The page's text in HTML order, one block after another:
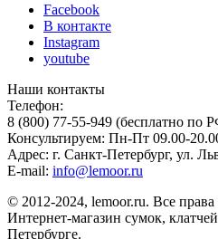
Facebook
В контакте
Instagram
youtube
Наши контакты
Телефон:
8 (800) 77-55-949 (бесплатно по
Консультируем: Пн-Пт 09.00-
Адрес: г. Санкт-Петербург, ул.
E-mail: info@lemoor.ru
© 2012-2024, lemoor.ru. Все
Интернет-магазин сумок,
Петербурге.